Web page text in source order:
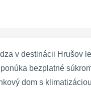
v destinácii Hrušov
bezplatné
dom s